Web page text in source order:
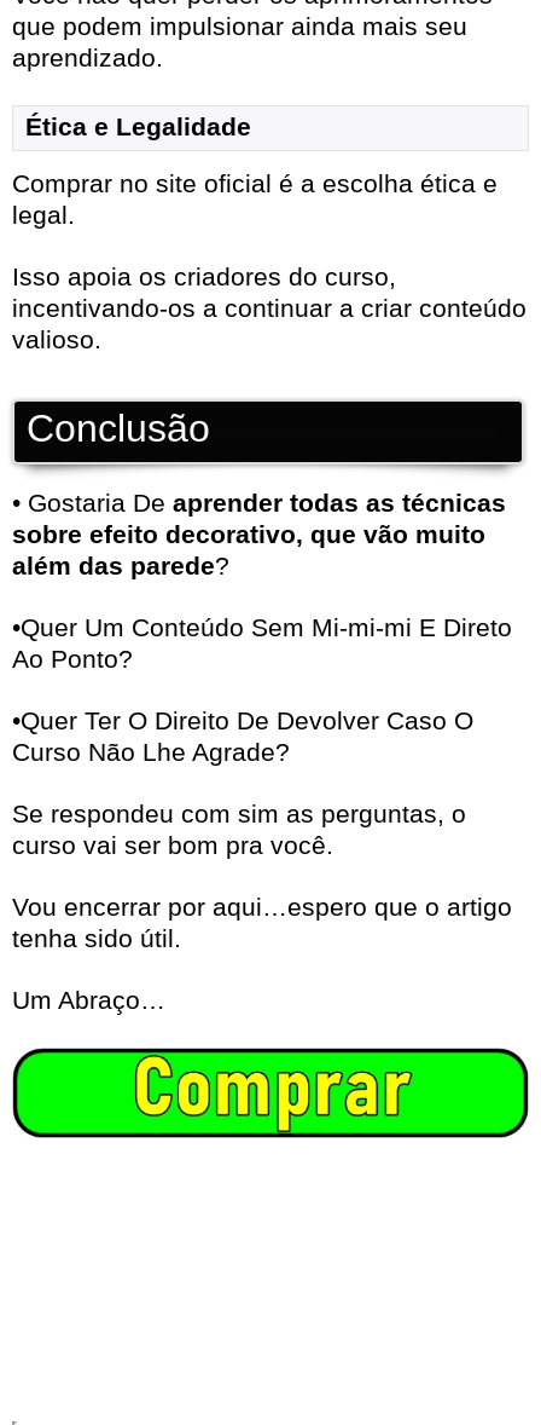
que podem impulsionar ainda mais seu
aprendizado.
Ética e Legalidade
Comprar no site oficial é a escolha ética e
legal.
Isso apoia os criadores do curso,
incentivando-os a continuar a criar conteúdo
valioso.
Conclusão
• Gostaria De aprender todas as técnicas
sobre efeito decorativo, que vão muito
além das parede?
•Quer Um Conteúdo Sem Mi-mi-mi E Direto
Ao Ponto?
•Quer Ter O Direito De Devolver Caso O
Curso Não Lhe Agrade?
Se respondeu com sim as perguntas, o
curso vai ser bom pra você.
Vou encerrar por aqui…espero que o artigo
tenha sido útil.
Um Abraço…